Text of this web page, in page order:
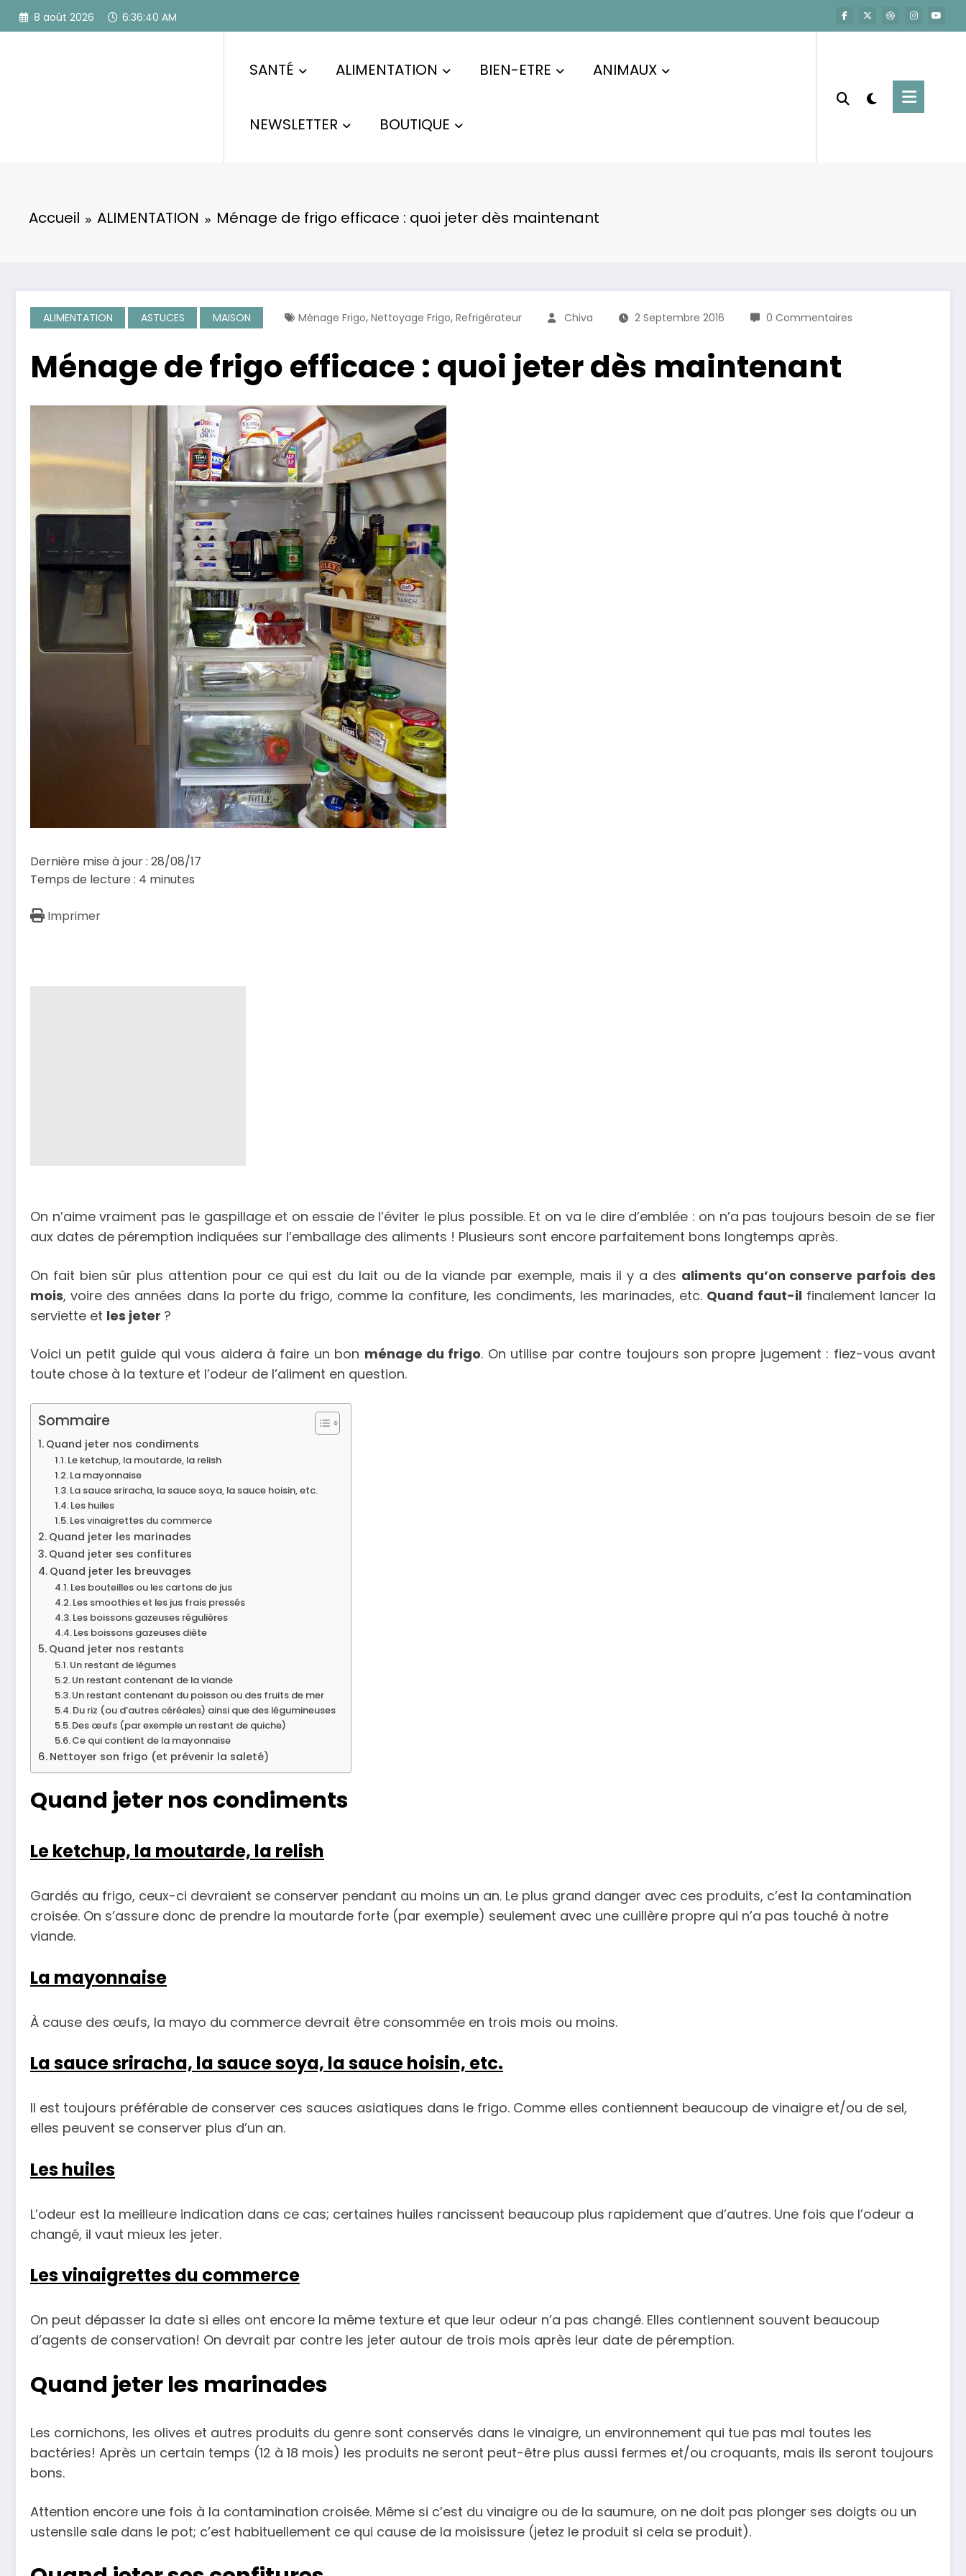
Aller
8 août 2026 6:36:41 AM
SANTÉ ALIMENTATION BIEN-ETRE ANIMAUX
NEWSLETTER BOUTIQUE
Accueil ALIMENTATION Ménage de frigo efficace : quoi jeter dès maintenant
ALIMENTATION ASTUCES MAISON Ménage Frigo, Nettoyage Frigo, Refrigérateur Chiva 2 Septembre 2016 0 Commentaires
Ménage de frigo efficace : quoi jeter dès maintenant
Dernière mise à jour : 28/08/17
Temps de lecture : 4 minutes
Imprimer
On n’aime vraiment pas le gaspillage et on essaie de l’éviter le plus possible. Et on va le dire d’emblée : on n’a pas toujours besoin de se fier
aux dates de péremption indiquées sur l’emballage des aliments ! Plusieurs sont encore parfaitement bons longtemps après.
On fait bien sûr plus attention pour ce qui est du lait ou de la viande par exemple, mais il y a des aliments qu’on conserve parfois des
mois, voire des années dans la porte du frigo, comme la confiture, les condiments, les marinades, etc. Quand faut-ilfinalement lancer la
serviette et les jeter ?
Voici un petit guide qui vous aidera à faire un bon ménage du frigo. On utilise par contre toujours son propre jugement : fiez-vous avant
toute chose à la texture et l’odeur de l’aliment en question.
Sommaire
Quand jeter nos condiments
Le ketchup, la moutarde, la relish
La mayonnaise
La sauce sriracha, la sauce soya, la sauce hoisin, etc.
Les huiles
Les vinaigrettes du commerce
Quand jeter les marinades
Quand jeter ses confitures
Quand jeter les breuvages
Les bouteilles ou les cartons de jus
Les smoothies et les jus frais pressés
Les boissons gazeuses régulières
Les boissons gazeuses diète
Quand jeter nos restants
Un restant de légumes
Un restant contenant de la viande
Un restant contenant du poisson ou des fruits de mer
Du riz (ou d’autres céréales) ainsi que des légumineuses
Des œufs (par exemple un restant de quiche)
Ce qui contient de la mayonnaise
Nettoyer son frigo (et prévenir la saleté)
Quand jeter nos condiments
Le ketchup, la moutarde, la relish
Gardés au frigo, ceux-ci devraient se conserver pendant au moins un an. Le plus grand danger avec ces produits, c’est la contamination
croisée. On s’assure donc de prendre la moutarde forte (par exemple) seulement avec une cuillère propre qui n’a pas touché à notre
viande.
La mayonnaise
À cause des œufs, la mayo du commerce devrait être consommée en trois mois ou moins.
La sauce sriracha, la sauce soya, la sauce hoisin, etc.
Il est toujours préférable de conserver ces sauces asiatiques dans le frigo. Comme elles contiennent beaucoup de vinaigre et/ou de sel,
elles peuvent se conserver plus d’un an.
Les huiles
L’odeur est la meilleure indication dans ce cas; certaines huiles rancissent beaucoup plus rapidement que d’autres. Une fois que l’odeur a
changé, il vaut mieux les jeter.
Les vinaigrettes du commerce
On peut dépasser la date si elles ont encore la même texture et que leur odeur n’a pas changé. Elles contiennent souvent beaucoup
d’agents de conservation! On devrait par contre les jeter autour de trois mois après leur date de péremption.
Quand jeter les marinades
Les cornichons, les olives et autres produits du genre sont conservés dans le vinaigre, un environnement qui tue pas mal toutes les
bactéries! Après un certain temps (12 à 18 mois) les produits ne seront peut-être plus aussi fermes et/ou croquants, mais ils seront toujours
bons.
Attention encore une fois à la contamination croisée. Même si c’est du vinaigre ou de la saumure, on ne doit pas plonger ses doigts ou un
ustensile sale dans le pot; c’est habituellement ce qui cause de la moisissure (jetez le produit si cela se produit).